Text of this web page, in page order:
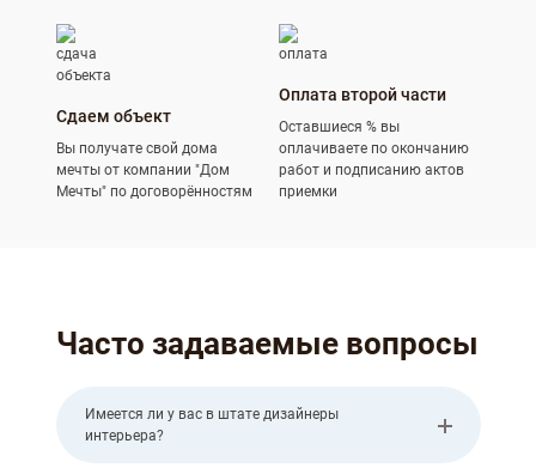
Сдаем объект
Вы получате свой дома
мечты от компании "Дом
Мечты" по договорённостям
Оплата второй части
Оставшиеся % вы
оплачиваете по окончанию
работ и подписанию актов
приемки
Часто задаваемые вопросы
Имеется ли у вас в штате дизайнеры
интерьера?